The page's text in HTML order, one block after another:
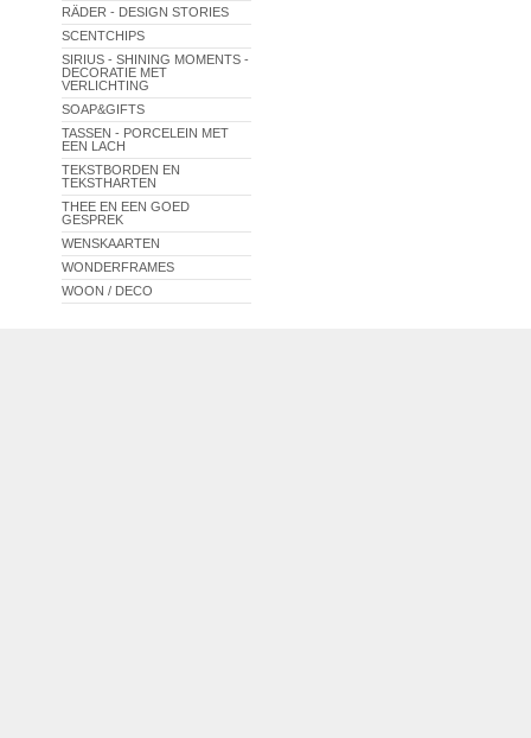
RÄDER - DESIGN STORIES
SCENTCHIPS
SIRIUS - SHINING MOMENTS -
DECORATIE MET
VERLICHTING
SOAP&GIFTS
TASSEN - PORCELEIN MET
EEN LACH
TEKSTBORDEN EN
TEKSTHARTEN
THEE EN EEN GOED
GESPREK
WENSKAARTEN
WONDERFRAMES
WOON / DECO